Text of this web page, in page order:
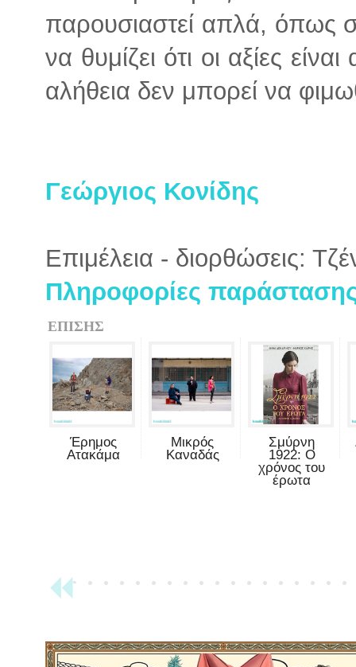
παρουσιαστεί απλά, όπως
να θυμίζει ότι οι αξίες
αλήθεια δεν μπορεί να
Γεώργιος Κονίδης
Επιμέλεια - διορθώσεις:
Πληροφορίες παράστασης
ΕΠΙΣΗΣ
Έρημος
Ατακάμα
Μικρός
Καναδάς
Σμύρνη
1922: Ο
χρόνος του
έρωτα